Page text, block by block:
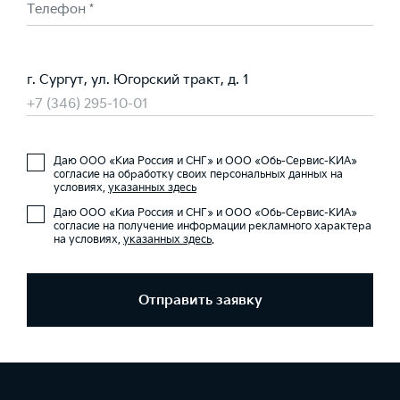
Телефон *
г. Сургут, ул. Югорский тракт, д. 1
+7 (346) 295-10-01
Даю ООО «Киа Россия и СНГ» и ООО «Обь-Сервис-КИА»
согласие на обработку своих персональных данных на
условиях, указанных здесь
Даю ООО «Киа Россия и СНГ» и ООО «Обь-Сервис-КИА»
согласие на получение информации рекламного характера
на условиях, указанных здесь.
Отправить заявку